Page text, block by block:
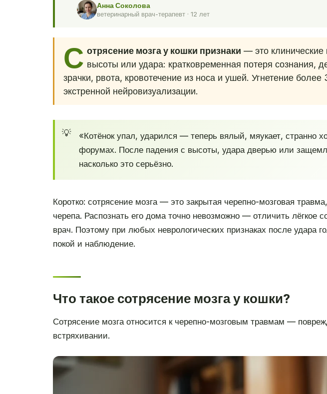
Анна Соколова
ветеринарный врач-терапевт · 12 лет
С отрясение мозга у кошки признаки — это клинические
высоты или удара: кратковременная потеря сознания,
зрачки, рвота, кровотечение из носа и ушей. Угнетение
экстренной нейровизуализации.
«Котёнок упал, ударился — теперь вялый, мяукает,
форумах. После падения с высоты, удара дверью или
насколько это серьёзно.
Коротко: сотрясение мозга — это закрытая черепно-мозговая
черепа. Распознать его дома точно невозможно — отличить лёгкое
врач. Поэтому при любых неврологических признаках после удара
покой и наблюдение.
Что такое сотрясение мозга у кошки?
Сотрясение мозга относится к черепно-мозговым травмам —
встряхивании.